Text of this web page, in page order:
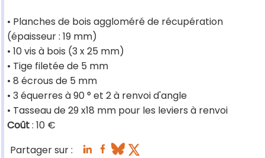
• Planches de bois aggloméré de récupération
(épaisseur : 19 mm)
• 10 vis à bois (3 x 25 mm)
• Tige filetée de 5 mm
• 8 écrous de 5 mm
• 3 équerres à 90 ° et 2 à renvoi d'angle
• Tasseau de 29 x18 mm pour les leviers à renvoi
Coût: 10 €
Partager sur :